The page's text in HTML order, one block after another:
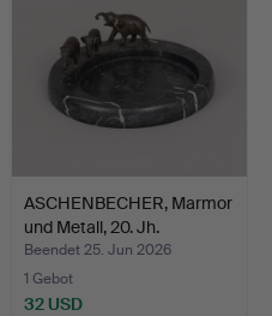
ASCHENBECHER, Marmor
und Metall, 20. Jh.
Beendet 25. Jun 2026
1 Gebot
32 USD